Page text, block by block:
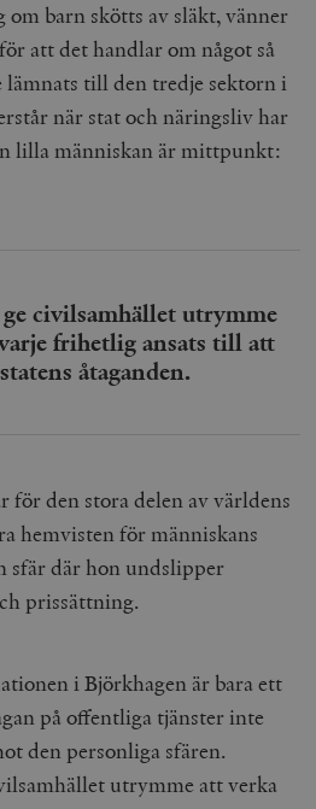
om barn skötts av släkt, vänner
att det handlar om något så
till den tredje sektorn i
när stat och näringsliv har
lilla människan är mittpunkt:
civilsamhället utrymme
frihetlig ansats till att
åtaganden.
för den stora delen av världens
hemvisten för människans
sfär där hon undslipper
prissättning.
i Björkhagen är bara ett
på offentliga tjänster inte
den personliga sfären.
utrymme att verka